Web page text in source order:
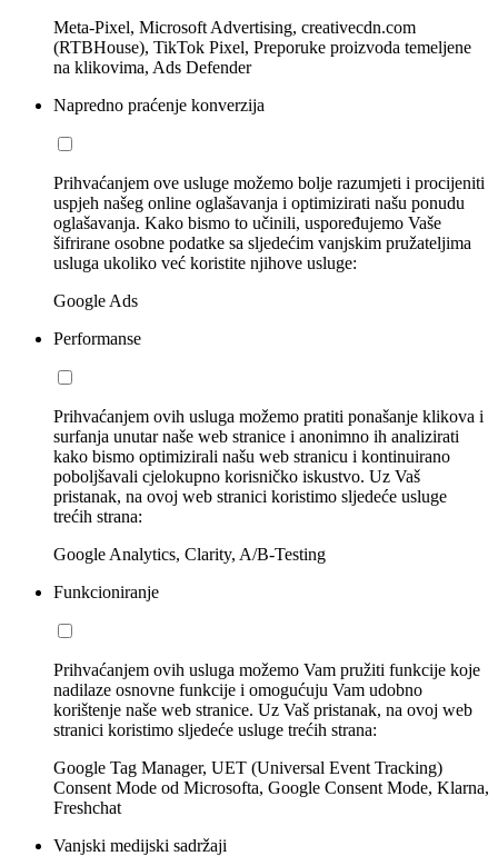
Meta-Pixel, Microsoft Advertising, creativecdn.com
(RTBHouse), TikTok Pixel, Preporuke proizvoda temeljene
na klikovima, Ads Defender
Napredno praćenje konverzija
Prihvaćanjem ove usluge možemo bolje razumjeti i procijeniti
uspjeh našeg online oglašavanja i optimizirati našu ponudu
oglašavanja. Kako bismo to učinili, uspoređujemo Vaše
šifrirane osobne podatke sa sljedećim vanjskim pružateljima
usluga ukoliko već koristite njihove usluge:
Google Ads
Performanse
Prihvaćanjem ovih usluga možemo pratiti ponašanje klikova i
surfanja unutar naše web stranice i anonimno ih analizirati
kako bismo optimizirali našu web stranicu i kontinuirano
poboljšavali cjelokupno korisničko iskustvo. Uz Vaš
pristanak, na ovoj web stranici koristimo sljedeće usluge
trećih strana:
Google Analytics, Clarity, A/B-Testing
Funkcioniranje
Prihvaćanjem ovih usluga možemo Vam pružiti funkcije koje
nadilaze osnovne funkcije i omogućuju Vam udobno
korištenje naše web stranice. Uz Vaš pristanak, na ovoj web
stranici koristimo sljedeće usluge trećih strana:
Google Tag Manager, UET (Universal Event Tracking)
Consent Mode od Microsofta, Google Consent Mode, Klarna,
Freshchat
Vanjski medijski sadržaji